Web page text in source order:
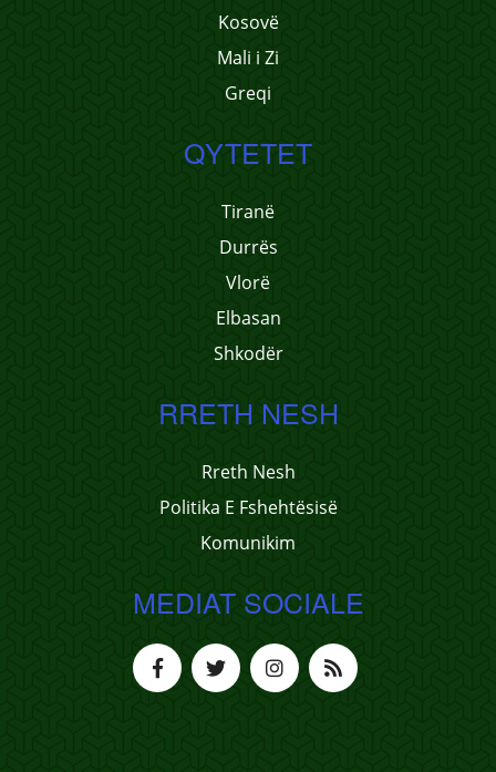
Kosovë
Mali i Zi
Greqi
QYTETET
Tiranë
Durrës
Vlorë
Elbasan
Shkodër
RRETH NESH
Rreth Nesh
Politika E Fshehtësisë
Komunikim
MEDIAT SOCIALE